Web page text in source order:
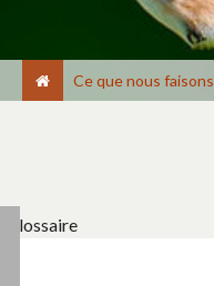
Ce que nous faisons
Glossaire